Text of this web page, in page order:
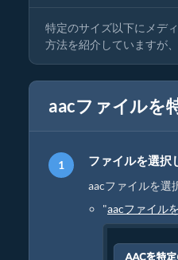
特定のサイズ以下にメデ
方法を紹介していますが
aacファイルを
ファイルを選択
aacファイルを選
"aacファイル